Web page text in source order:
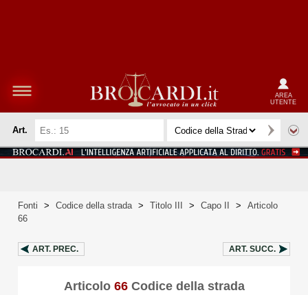
AREA
UTENTE
Art.
Fonti > Codice della strada > Titolo III > Capo II >
Articolo
66
ART. PREC. ART. SUCC.
Articolo 66Codice della strada